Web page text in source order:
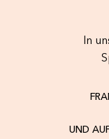
In
UND